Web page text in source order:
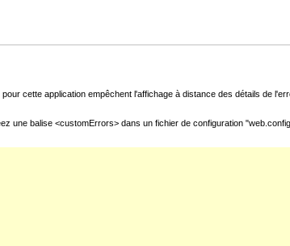
cette application empêchent l'affichage à distance des détails de
balise <customErrors> dans un fichier de configuration